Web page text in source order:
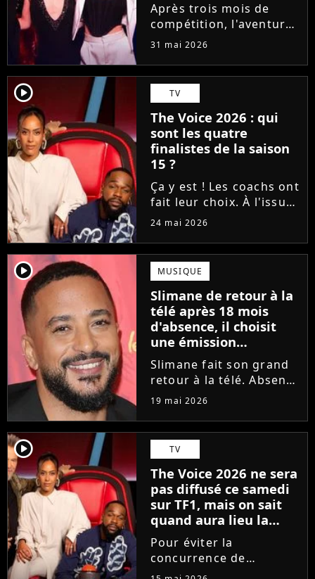
Après trois mois de
compétition, l'aventure
The Voice 2026 a pris
qui de Lady O, Hugo,
Tessa B. et CJM'S s'est
imposé sur la finish line
grâce aux votes du...
31 mai 2026
player2 TV
The Voice 2026 : qui
sont les quatre
finalistes de la saison
15 ?
Ça y est ! Les coachs ont
fait leur choix. À l'issue
d'une demi-finale
exceptionnels et des
moments forts, Amel
Bent, Tayc, Lara Fabian
et Florent Pagny ont
désigné...
24 mai 2026
player2 MUSIQUE
Slimane de retour à la
télé après 18 mois
d'absence, il choisit
une émission
symbolique
Slimane fait son grand
retour à la télé. Absent
des écrans et des ondes
raison des accusations
portées contre lui, le
chanteur a choisi une
émission hautement
symbolique...
19 mai 2026
player2 TV
The Voice 2026 ne sera
pas diffusé ce samedi
sur TF1, mais on sait
quand aura lieu la
grande finale
Pour éviter la
concurrence de
l'Eurovision sur France